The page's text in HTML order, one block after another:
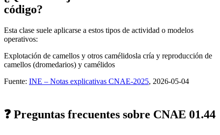
código?
Esta clase suele aplicarse a estos tipos de actividad o modelos
operativos:
Explotación de camellos y otros camélidosla cría y reproducción de
camellos (dromedarios) y camélidos
Fuente: INE – Notas explicativas CNAE-2025, 2026-05-04
❓ Preguntas frecuentes sobre CNAE 01.44